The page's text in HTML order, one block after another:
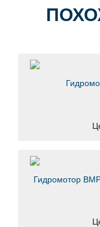
Гидромотор